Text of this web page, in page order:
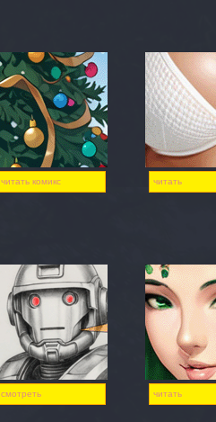
читать комикс читать
смотреть читать